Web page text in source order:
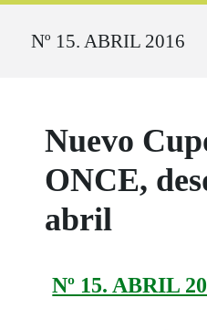
Nº 15. ABRIL 2016
Nuevo
ONCE,
abril
Nº 15. ABRIL